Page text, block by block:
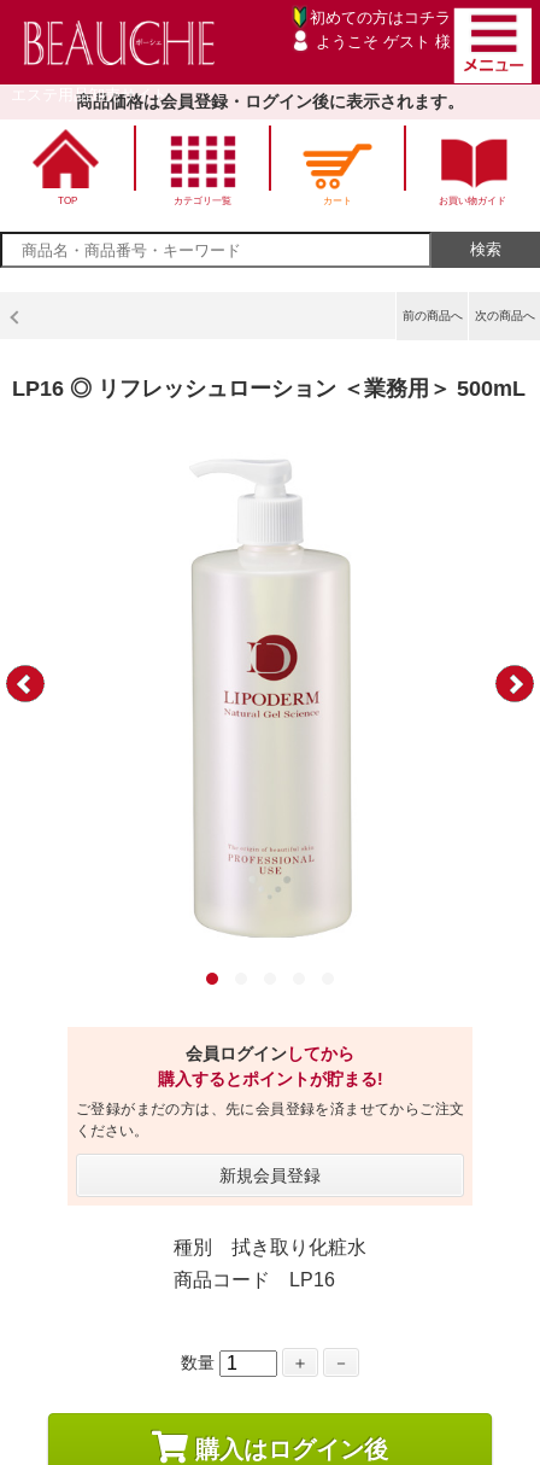
エステ用品卸売サイト
初めての方は コチラ
ようこそ ゲスト 様
商品価格は会員登録・ログイン後に表示されます。
TOP カテゴリ一覧 カート お買い物ガイド
次の商品へ
前の商品へ
LP16 ◎ リフレッシュローション ＜業務用＞ 500mL
会員ログインしてから
購入するとポイントが貯まる!
ご登録がまだの方は、先に会員登録を済ませてからご注文
ください。
新規会員登録
種別 拭き取り化粧水
商品コード LP16
数量 ＋ －
購入はログイン後